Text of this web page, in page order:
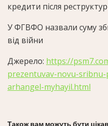
кредити після
У ФГВФО назвали суму
від війни
Джерело: https://
prezentuvav-novu-
arhangel-myhayil.html